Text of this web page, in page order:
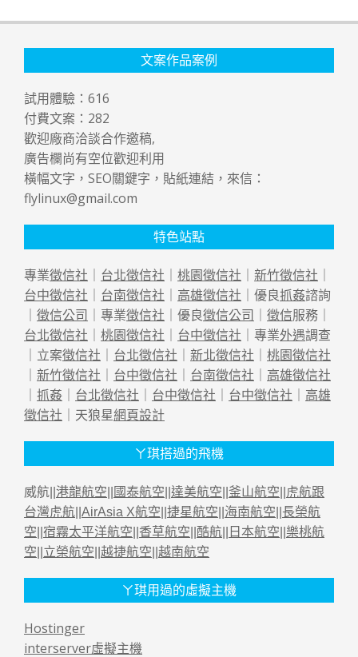
文案作品案例
試用體驗： 616
付費文案： 282
歡迎廠商洽談合作邀稿,
廣告欄尚有空位歡迎利用
橫幅文字，SEO關鍵字，貼紙連結，來信：
flylinux@gmail.com
特色站點
專業徵信社 ｜ 台北徵信社 ｜ 桃園徵信社 ｜ 新竹徵信社 ｜
台中徵信社 ｜ 台南徵信社 ｜ 高雄徵信社 ｜優良抓姦諮詢
｜ 徵信公司 ｜專業徵信社 ｜優良徵信公司 ｜ 徵信服務｜
台北徵信社 ｜ 桃園徵信社 ｜ 台中徵信社 ｜專業外遇調查
｜立案徵信社 ｜ 台北徵信社 ｜ 新北徵信社 ｜ 桃園徵信社
｜ 新竹徵信社 ｜ 台中徵信社 ｜ 台南徵信社 ｜ 高雄徵信社
｜ 抓姦 ｜ 台北徵信社 ｜ 台中徵信社 ｜ 台中徵信社 ｜ 高雄
徵信社 ｜天狼星網頁設計
ㄚ琪搭過的飛機
威航|| 港龍航空 國泰航空 達美航空 釜山航空
虎航跟
台灣虎航 AirAsia X航空 捷星航空 海南航空 長榮航
空 宿霧太平洋航空 香草航空 酷航 日本航空 樂桃航
空 立榮航空 越捷航空 越南航空
ㄚ琪用過的虛擬主機
Hostinger
interserver虛擬主機